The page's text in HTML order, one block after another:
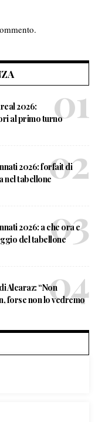
2026:
al primo turno
2026: forfait di
nel tabellone
2026: a che ora e
del tabellone
Alcaraz: “Non
forse non lo vedremo